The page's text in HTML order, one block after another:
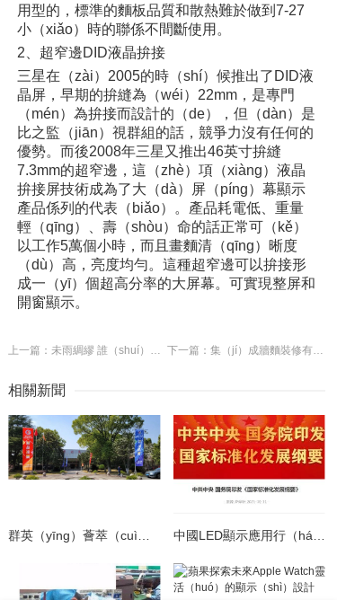
用型的，標準的麵板品質和散熱難於做到7-27
小（xiǎo）時的聯係不間斷使用。
2、超窄邊DID液晶拚接
三星在（zài）2005的時（shí）候推出了DID液
晶屏，早期的拚縫為（wéi）22mm，是專門
（mén）為拚接而設計的（de），但（dàn）是
比之監（jiān）視群組的話，競爭力沒有任何的
優勢。而後2008年三星又推出46英寸拚縫
7.3mm的超窄邊，這（zhè）項（xiàng）液晶
拚接屏技術成為了大（dà）屏（píng）幕顯示
產品係列的代表（biǎo）。產品耗電低、重量
輕（qīng）、壽（shòu）命的話正常可（kě）
以工作5萬個小時，而且畫麵清（qīng）晰度
（dù）高，亮度均勻。這種超窄邊可以拚接形
成一（yī）個超高分率的大屏幕。可實現整屏和
開窗顯示。
上一篇：未雨綢繆 誰（shuí）將顛覆LED照明行業？ 下一篇：集（jí）成牆麵裝修有哪些缺點?集成牆麵（miàn）實用嗎？
相關新聞
群英（yīng）薈萃（cuì） 共聚（jù）上（shàng）海丨全國LED精（jīng）品巡展攜手共謀行業發展（zhǎn）大計 中國LED顯示應用行（háng）業標準情況一覽